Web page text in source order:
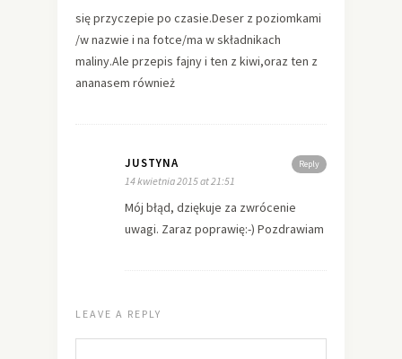
się przyczepie po czasie.Deser z poziomkami
/w nazwie i na fotce/ma w składnikach
maliny.Ale przepis fajny i ten z kiwi,oraz ten z
ananasem również
Reply
JUSTYNA
14 kwietnia 2015 at 21:51
Mój błąd, dziękuje za zwrócenie
uwagi. Zaraz poprawię:-) Pozdrawiam
LEAVE A REPLY